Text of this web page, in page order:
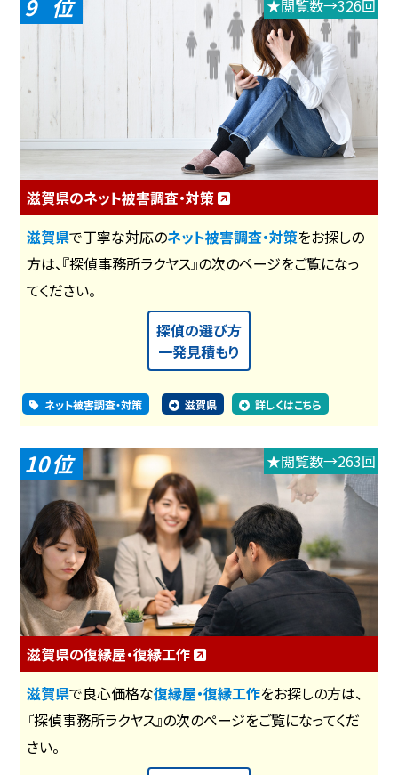
9 ★閲覧数→326回
滋賀県のネット被害調査・対策
滋賀県で丁寧な対応のネット被害調査・対策をお探しの
方は、『探偵事務所ラクヤス』の次のページをご覧になっ
てください。
探偵の選び方
一発見積もり
ネット被害調査・対策 滋賀県 詳しくはこちら
10 ★閲覧数→263回
滋賀県の復縁屋・復縁工作
滋賀県で良心価格な復縁屋・復縁工作をお探しの方は、
『探偵事務所ラクヤス』の次のページをご覧になってくだ
さい。